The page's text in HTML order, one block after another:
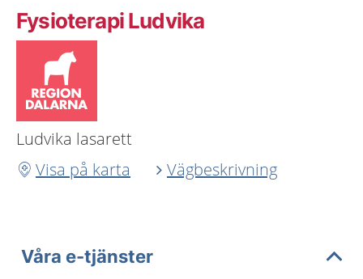
Fysioterapi Ludvika
Ludvika lasarett
Visa på karta
Vägbeskrivning
Våra e-tjänster